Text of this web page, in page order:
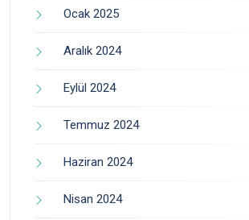
Ocak 2025
Aralık 2024
Eylül 2024
Temmuz 2024
Haziran 2024
Nisan 2024